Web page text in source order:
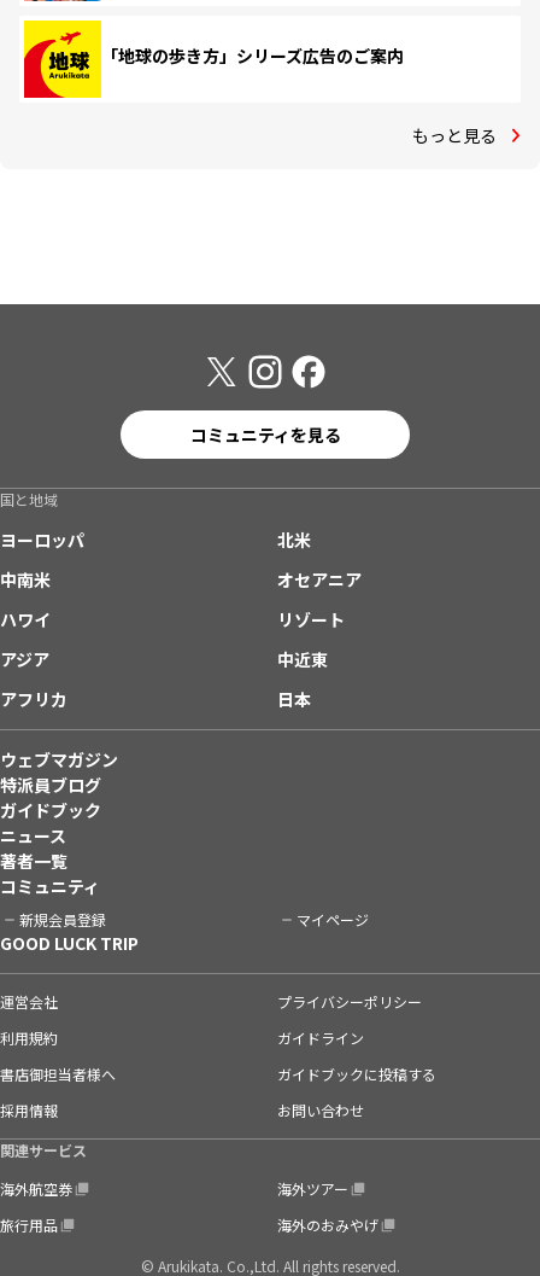
「地球の歩き方」シリーズ広告のご案内
もっと見る
コミュニティを見る
国と地域
ヨーロッパ
北米
中南米
オセアニア
ハワイ
リゾート
アジア
中近東
アフリカ
日本
ウェブマガジン
特派員ブログ
ガイドブック
ニュース
著者一覧
コミュニティ
新規会員登録 マイページ
GOOD LUCK TRIP
運営会社
プライバシーポリシー
利用規約
ガイドライン
書店御担当者様へ
ガイドブックに投稿する
採用情報
お問い合わせ
関連サービス
海外航空券
海外ツアー
旅行用品
海外のおみやげ
© Arukikata. Co.,Ltd. All rights reserved.